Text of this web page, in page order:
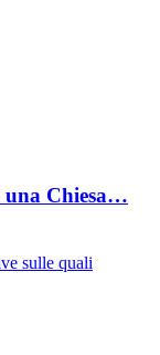
una Chiesa…
sulle quali